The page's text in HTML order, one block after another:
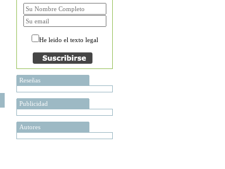
He leido el texto legal
Reseñas
Publicidad
Autores